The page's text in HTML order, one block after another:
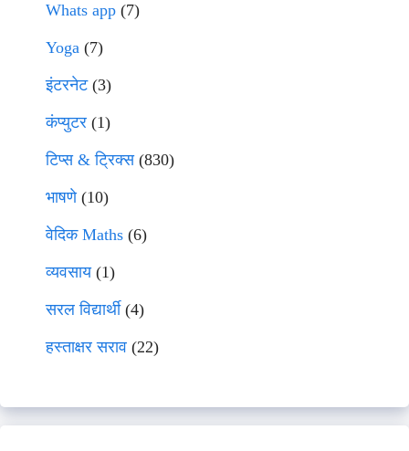
Whats app (7)
Yoga (7)
इंटरनेट(3)
कंप्युटर (1)
टिप्स & ट्रिक्स(830)
भाषणे(10)
वेदिक Maths (6)
व्यवसाय(1)
सरल विद्यार्थी(4)
हस्ताक्षर सराव (22)